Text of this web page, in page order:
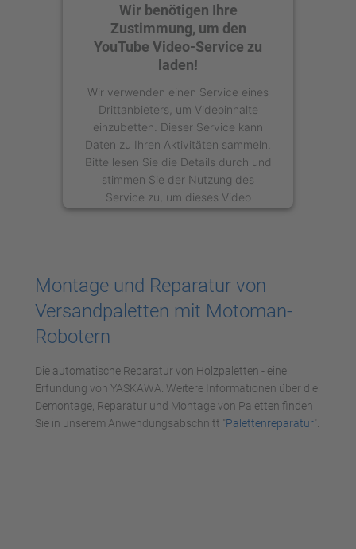
Wir benötigen Ihre
Zustimmung, um den
YouTube Video-Service zu
laden!
Wir verwenden einen Service eines
Drittanbieters, um Videoinhalte
einzubetten. Dieser Service kann
Daten zu Ihren Aktivitäten sammeln.
Bitte lesen Sie die Details durch und
stimmen Sie der Nutzung des
Service zu, um dieses Video
anzusehen.
Akzeptieren
Montage und Reparatur von
Versandpaletten mit Motoman-
Robotern
Die automatische Reparatur von Holzpaletten - eine
Erfundung von YASKAWA. Weitere Informationen über die
Demontage, Reparatur und Montage von Paletten finden
Sie in unserem Anwendungsabschnitt "Palettenreparatur".